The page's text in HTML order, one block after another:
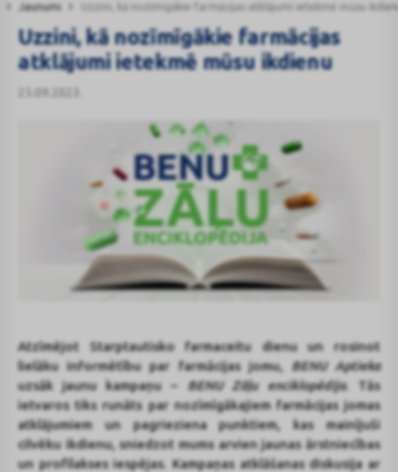
Jaunumi Uzzini, kā nozīmīgākie farmācijas atklājumi ietekmē mūsu
Uzzini, kā nozīmīgākie farmācijas
atklājumi ietekmē mūsu ikdienu
Atzīmējot Starptautisko farmaceitu dienu un rosinot
lielāku informētību par farmācijas jomu, BENU Aptieka
uzsāk jaunu kampaņu – BENU Zāļu enciklopēdija. Tās
ietvaros tiks runāts par nozīmīgākajiem farmācijas jomas
atklājumiem un pagrieziena punktiem, kas mainījuši
cilvēku ikdienu, sniedzot mums arvien jaunas ārstniecības
un profilakses iespējas. Kampaņas atklāšanas diskusija ar